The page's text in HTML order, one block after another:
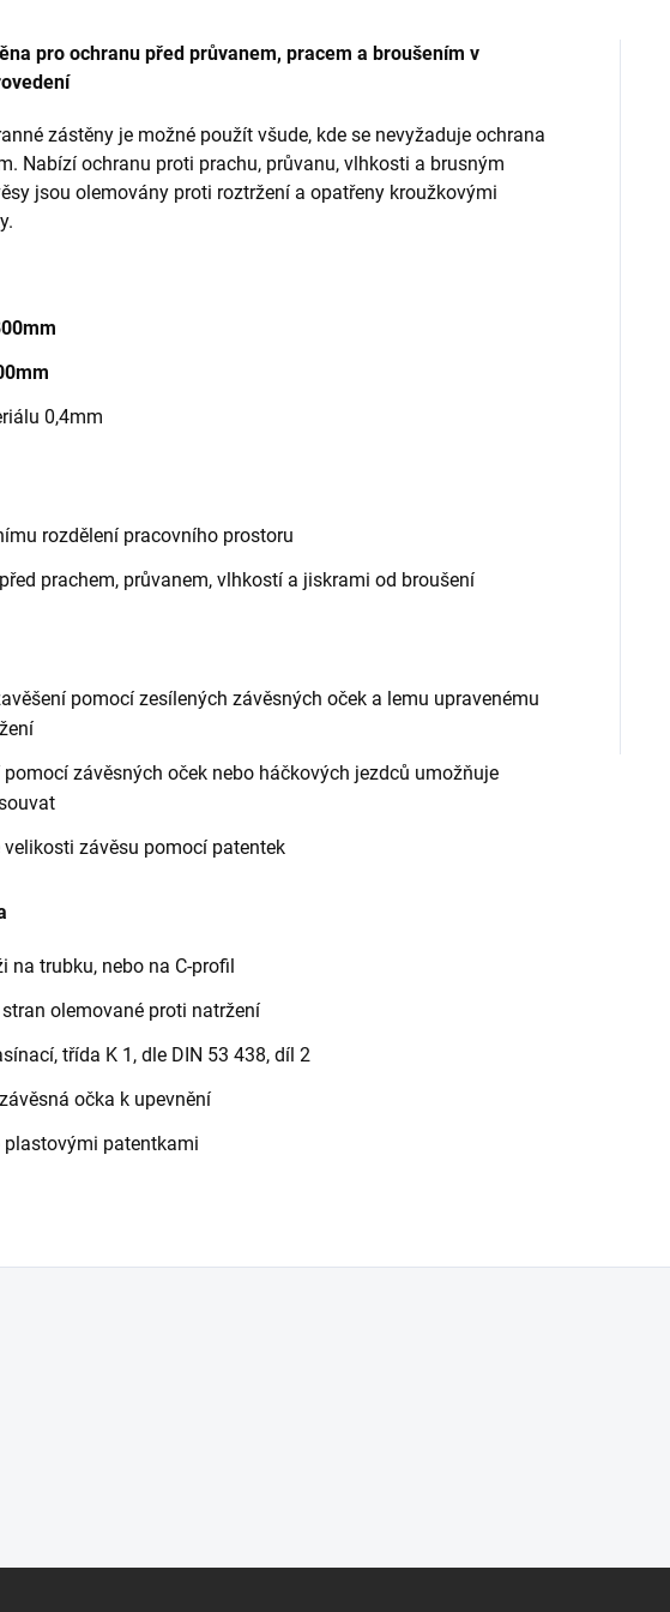
pro ochranu před průvanem, pracem a broušením v
zástěny je možné použít všude, kde se nevyžaduje ochrana
Nabízí ochranu proti prachu, průvanu, vlhkosti a brusným
jsou olemovány proti roztržení a opatřeny kroužkovými
0,4mm
rozdělení pracovního prostoru
prachem, průvanem, vlhkostí a jiskrami od broušení
pomocí zesílených závěsných oček a lemu upravenému
pomocí závěsných oček nebo háčkových jezdců umožňuje
velikosti závěsu pomocí patentek
na trubku, nebo na C-profil
olemované proti natržení
třída K 1, dle DIN 53 438, díl 2
očka k upevnění
plastovými patentkami